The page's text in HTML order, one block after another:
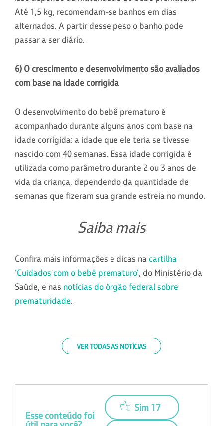
Até 1,5 kg, recomendam-se banhos em dias
alternados. A partir desse peso o banho pode
passar a ser diário.
6) O crescimento e desenvolvimento são avaliados
com base na idade corrigida
O desenvolvimento do bebê prematuro é
acompanhado durante alguns anos com base na
idade corrigida: a idade que ele teria se tivesse
nascido com 40 semanas. Essa idade corrigida é
utilizada como parâmetro durante 2 ou 3 anos de
vida da criança, dependendo da quantidade de
semanas que fizeram sua grande estreia no mundo.
Saiba mais
Confira mais informações e dicas na cartilha
‘Cuidados com o bebê prematuro’, do Ministério da
Saúde, e nas notícias do órgão federal sobre
prematuridade.
VER TODAS AS NOTÍCIAS
Esse conteúdo foi
Sim 17